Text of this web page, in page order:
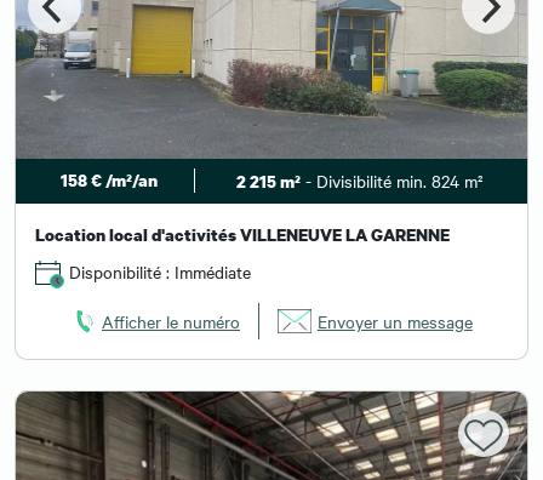
158 € /m²/an 2 215 m²- Divisibilité min. 824 m²
Location local d'activités VILLENEUVE LA GARENNE
Disponibilité : Immédiate
Afficher le numéro Envoyer un message